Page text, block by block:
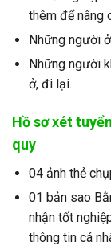
thêm để nâng
Những người
Những người
ở, đi lại.
Hồ sơ xét
quy
04 ảnh thẻ
01 bản sao
nhận tốt
thông tin cá